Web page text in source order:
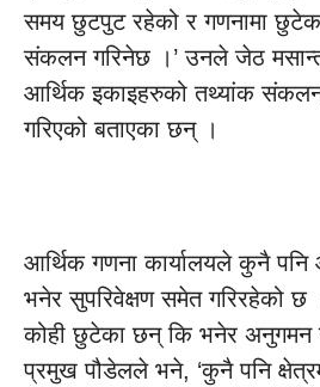
समय छुटपुट रहेको र गणनामा
संकलन गरिनेछ ।’ उनले जेठ
आर्थिक इकाइहरुको तथ्यांक
गरिएको बताएका छन् ।
आर्थिक गणना कार्यालयले कुनै
भनेर सुपरिवेक्षण समेत गरिरहेको छ
कोही छुटेका छन् कि भनेर अनुगमन
प्रमुख पौडेलले भने, ‘कुनै पनि